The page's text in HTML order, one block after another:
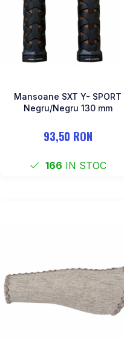
Mansoane SXT Y- SPORT
Negru/Negru 130 mm
93,50 RON
166 IN STOC